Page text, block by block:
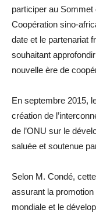
participer au
Coopération sino-
date et le partenariat
souhaitant
nouvelle ère de
En septembre 2015,
création de
de l’ONU sur le
saluée et soutenue
Selon M. Condé,
assurant la
mondiale et le